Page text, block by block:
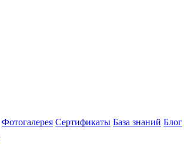
Фотогалерея Сертификаты База знаний Блог